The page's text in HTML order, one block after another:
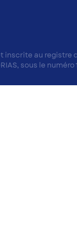
au
sous le numéro